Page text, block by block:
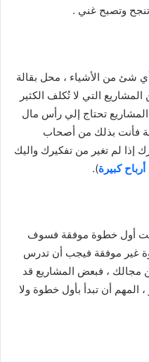
وتصبح غني .
شئ من الأشياء ، محل بقالة
التي لا تُكلف الكثير
تحتاج إلي رأس مال
فأنت بذلك من أصحاب
إذا لم تغير من تفكيرك واليك
كبيرة).
أول خطوة موفقة فسوف
غير موفقة فيجب أن تدرس
مجالك ، فبعض المشاريع قد
أن تبدأ بأول خطوة ولا